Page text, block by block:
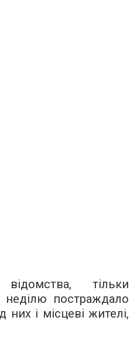
тільки
неділю постраждало
і місцеві жителі,